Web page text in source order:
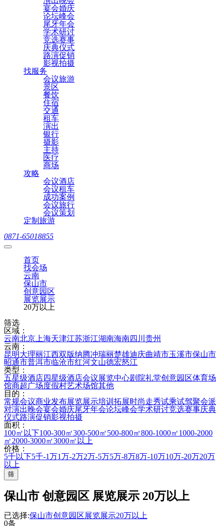
宴会婚庆
论坛峰会
尾牙年会
学术研讨
竞选赛事
庆典仪式
路演促销
影视拍摄
找服务
会议旅游
景区
餐饮
住宿
交通
租车
演出
银行
摄影
主持
医疗
商场
攻略
会议酒店
会议租车
成功案例
会议旅行
会议策划
定制旅游
0871-65018855
首页
找会场
云南
保山市
创意园区
展览展示
20万以上
筛选
区域：
云南北京 上海天津江苏浙江湖南海南四川 贵州
云南：
昆明大理丽江西双版纳腾冲瑞丽楚雄迪庆曲靖市玉溪市保山市
昭通市普洱市临沧市红河文山德宏怒江
类型：
五星级酒店四星级酒店会议展览中心剧院礼堂创意园区体育场
馆商超广场度假村艺术场馆其他
目的：
常规会议商业发布展览展示培训拓展时尚走秀试乘试驾聚会派
对演出晚会宴会婚庆尾牙年会论坛峰会学术研讨竞选赛事庆典
仪式路演促销影视拍摄
面积：
100㎡以下100-300㎡300-500㎡500-800㎡800-1000㎡1000-2000
㎡2000-3000㎡3000㎡以上
价格：
5千以下5千-1万1万-2万2万-5万5万-8万8万-10万10万-20万20万
以上
筛
保山市 创意园区 展览展示 20万以上
已选择:保山市创意园区展览展示20万以上
0条